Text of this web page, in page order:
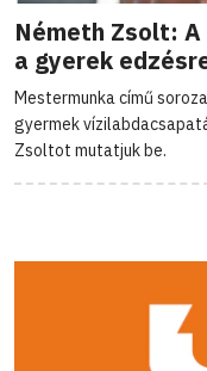
Németh Zsolt:
a gyerek
Mestermunka című
gyermek
Zsoltot mutatjuk be.